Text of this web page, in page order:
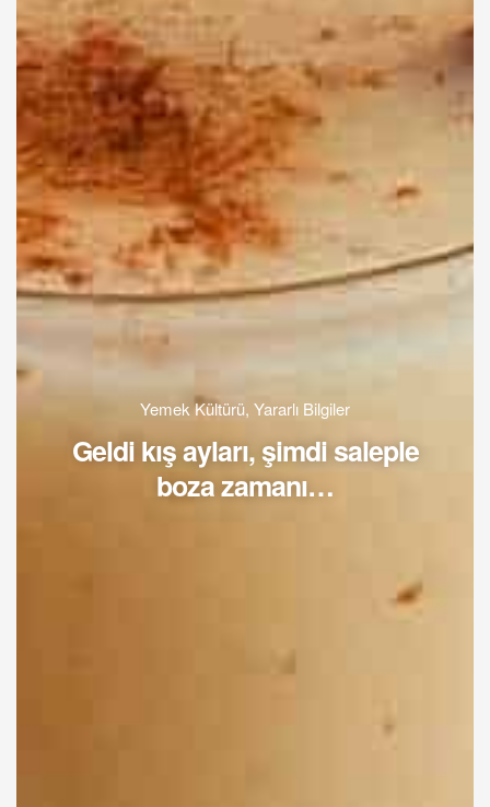
Yemek Kültürü, Yararlı Bilgiler
Geldi kış ayları, şimdi saleple
boza zamanı…